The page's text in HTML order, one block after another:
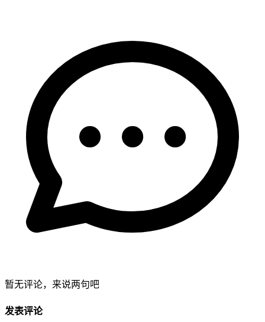
暂无评论，来说两句吧
发表评论